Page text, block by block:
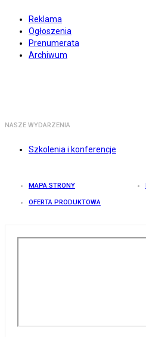
Reklama
Ogłoszenia
Prenumerata
Archiwum
NASZE WYDARZENIA
Szkolenia i konferencje
MAPA STRONY
OFERTA PRODUKTOWA